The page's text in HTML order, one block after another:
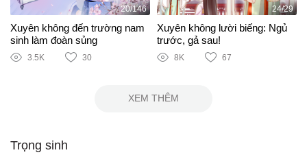
20/146
Xuyên không đến trường nam
sinh làm đoàn sủng
3.5K 30
24/29
Xuyên không lười biếng: Ngủ
trước, gả sau!
8K 67
XEM THÊM
Trọng sinh